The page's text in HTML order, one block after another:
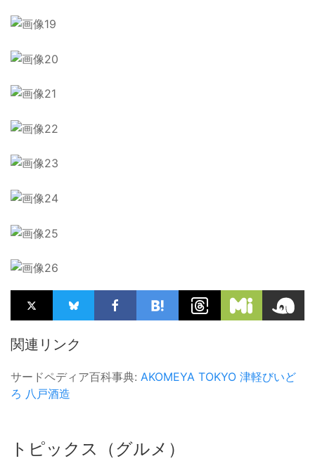
関連リンク
サードペディア百科事典: AKOMEYA TOKYO 津軽びいど
ろ 八戸酒造
トピックス（グルメ）